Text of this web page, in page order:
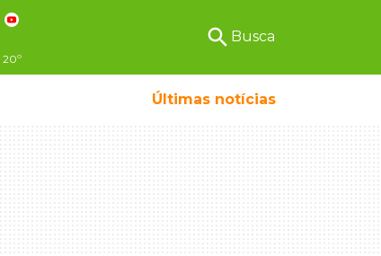
20º
search Busca
Últimas notícias